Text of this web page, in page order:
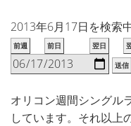
2013年6月17日を検索
前週 前日 翌日
送信
オリコン週間シングル
しています。それ以上